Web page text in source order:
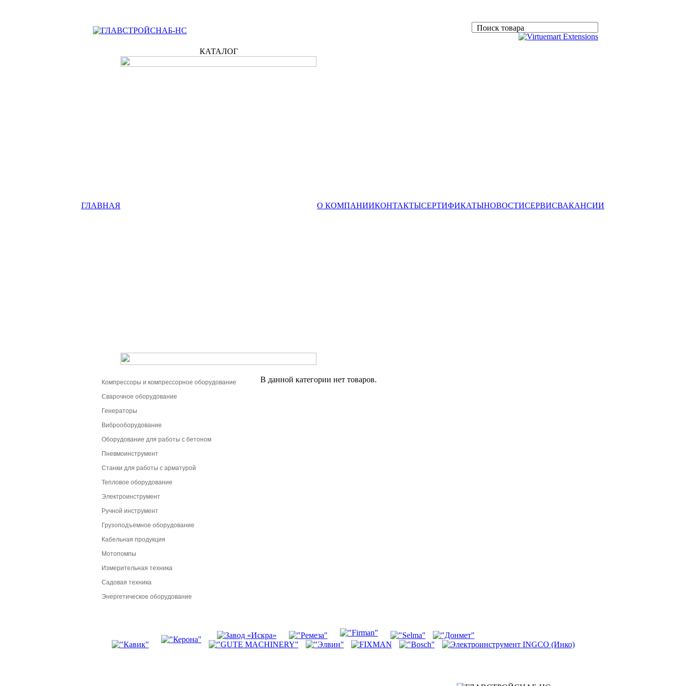
Поиск товара
ГЛАВНАЯ
КАТАЛОГ
О КОМПАНИИКОНТАКТЫСЕРТИФИКАТЫНОВОСТИСЕРВИСВАКАНСИИ
Компрессоры и компрессорное оборудование
Сварочное оборудование
Генераторы
Виброоборудование
Оборудование для работы с бетоном
Пневмоинструмент
Станки для работы с арматурой
Тепловое оборудование
Электроинструмент
Ручной инструмент
Грузоподъемное оборудование
Кабельная продукция
Мотопомпы
Измерительная техника
Садовая техника
Энергетическое оборудование
В данной категории нет товаров.